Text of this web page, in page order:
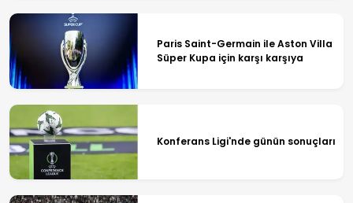
Paris Saint-Germain ile Aston Villa
Süper Kupa için karşı karşıya
Konferans Ligi'nde günün sonuçları